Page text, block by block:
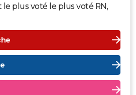
plus voté le plus voté RN,